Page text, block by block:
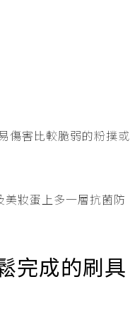
傷害比較脆弱的粉撲或
美妝蛋上多一層抗菌防
完成的刷具